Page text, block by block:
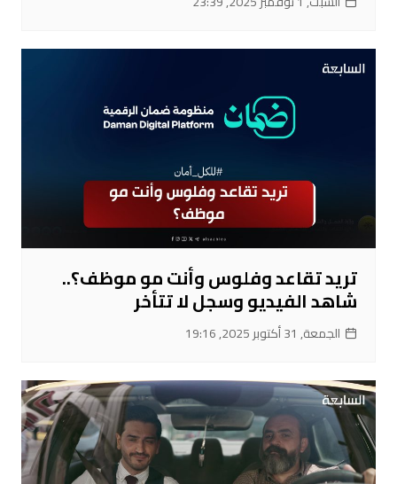
تريد تقاعد وفلوس وأنت مو موظف؟..
شاهد الفيديو وسجل لا تتأخر
الجمعة, 31 أكتوبر 2025, 19:16